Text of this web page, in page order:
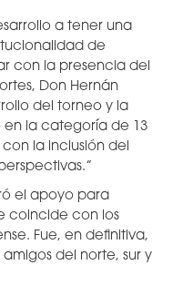
a tener una
de
con la presencia del
Don Hernán
del torneo y la
la categoría de 13
la inclusión del
el apoyo para
coincide con los
Fue, en definitiva,
del norte, sur y